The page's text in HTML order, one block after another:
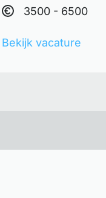
3500 - 6500
Bekijk vacature